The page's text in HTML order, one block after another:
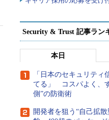
Security & Trust 記事ラン
本日
「日本のセキュリティ
てる」 コスパよく、
側”の防衛術
開発者を狙う“自己拡